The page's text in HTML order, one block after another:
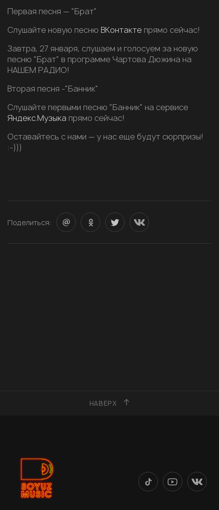
Первая песня — "Брат"
Слушайте новую песню ВКонтакте прямо сейчас!
Завтра, 27 января, слушаем и голосуем за новую
песню "Брат" в программе Чартова Дюжина на
НАШЕМ РАДИО!
Вторая песня -"Банник"
Слушайте первыми песню "Банник" на сервисе
Яндекс.Музыка прямо сейчас!
Оставайтесь с нами — у нас еще будут сюрпризы!
:-)))
Поделиться:
НАВЕРХ